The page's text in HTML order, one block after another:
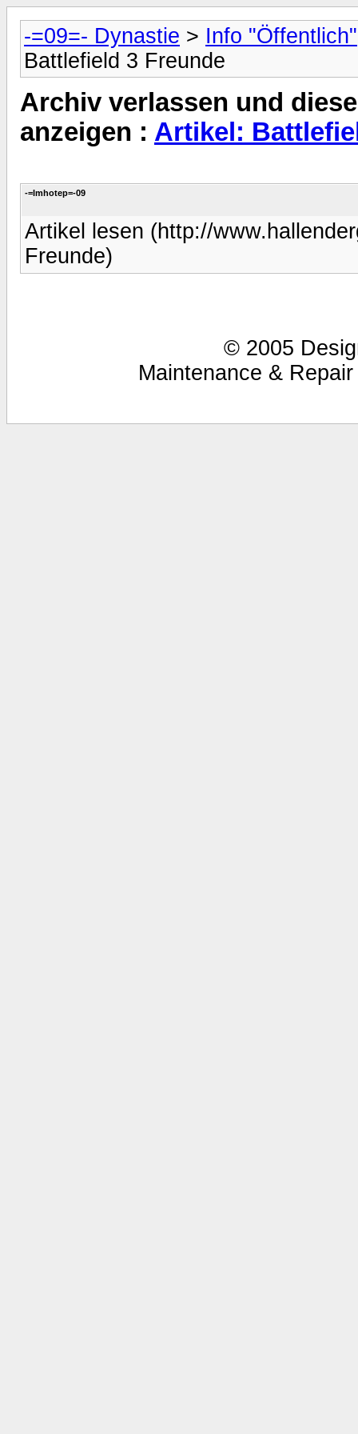
-=09=- Dynastie > Info "Öffentlich"
Battlefield 3 Freunde
Archiv verlassen und
anzeigen : Artikel:
-=Imhotep=-09
Artikel lesen (http://
Freunde)
© 2005
Maintenance &